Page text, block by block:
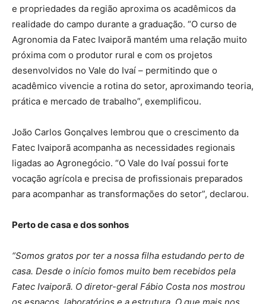
e propriedades da região aproxima os acadêmicos da
realidade do campo durante a graduação. “O curso de
Agronomia da Fatec Ivaiporã mantém uma relação muito
próxima com o produtor rural e com os projetos
desenvolvidos no Vale do Ivaí – permitindo que o
acadêmico vivencie a rotina do setor, aproximando teoria,
prática e mercado de trabalho”, exemplificou.
João Carlos Gonçalves lembrou que o crescimento da
Fatec Ivaiporã acompanha as necessidades regionais
ligadas ao Agronegócio. “O Vale do Ivaí possui forte
vocação agrícola e precisa de profissionais preparados
para acompanhar as transformações do setor”, declarou.
Perto de casa e dos sonhos
“Somos gratos por ter a nossa filha estudando perto de
casa. Desde o início fomos muito bem recebidos pela
Fatec Ivaiporã. O diretor-geral Fábio Costa nos mostrou